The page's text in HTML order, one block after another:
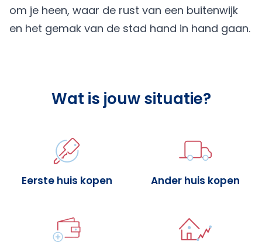
om je heen, waar de rust van een buitenwijk
en het gemak van de stad hand in hand gaan.
Wat is jouw situatie?
Eerste huis kopen Ander huis kopen